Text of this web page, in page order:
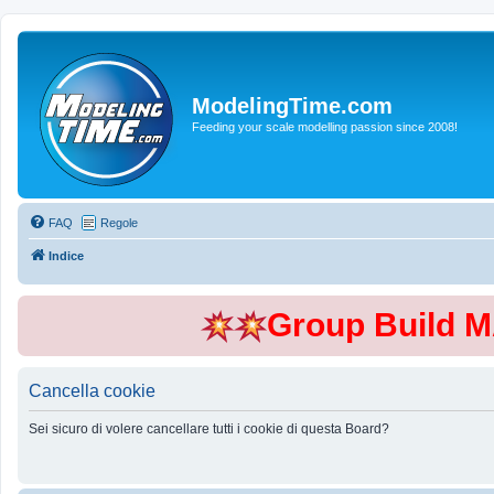
ModelingTime.com
Feeding your scale modelling passion since 2008!
FAQ Regole
Indice
Group Build
Cancella cookie
Sei sicuro di volere cancellare tutti i cookie di questa Board?